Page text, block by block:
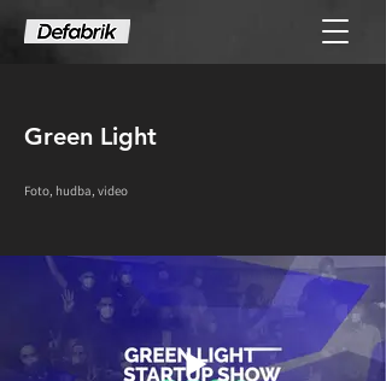
Green Light
Foto, hudba, video